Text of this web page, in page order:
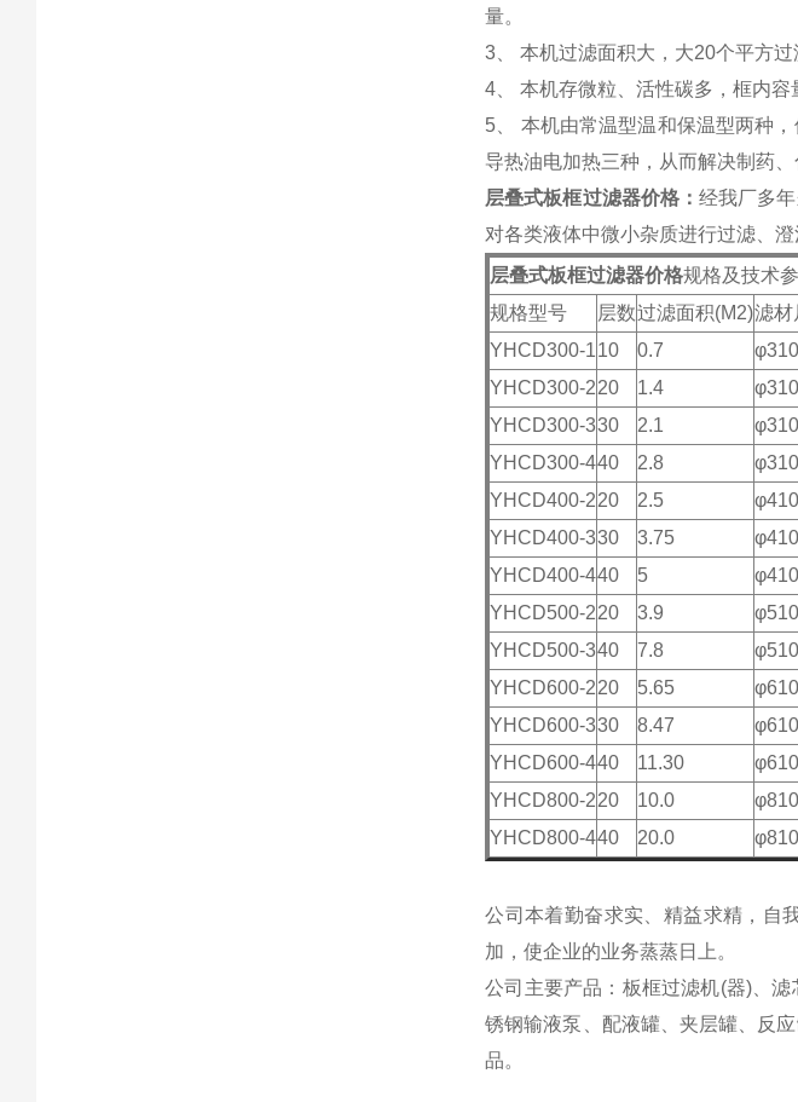
量。
3、 本机过滤面积大，大20个平方
4、 本机存微粒、活性碳多，框内容
5、 本机由常温型温和保温型两种
导热油电加热三种，从而解决制药
层叠式板框过滤器价格：经我厂多
对各类液体中微小杂质进行过滤、
层叠式板框过滤器价格规格及技术
规格型号
层数过滤面积(M2)滤材
YHCD300-110 0.7 φ310
YHCD300-220 1.4 φ310
YHCD300-330 2.1 φ310
YHCD300-440 2.8 φ310
YHCD400-220 2.5 φ410
YHCD400-330 3.75 φ410
YHCD400-440 5 φ410
YHCD500-220 3.9 φ510
YHCD500-340 7.8 φ510
YHCD600-220 5.65 φ610
YHCD600-330 8.47 φ610
YHCD600-440 11.30 φ610
YHCD800-220 10.0 φ810
YHCD800-440 20.0 φ810
公司本着勤奋求实、精益求精，自
加，使企业的业务蒸蒸日上。
公司主要产品：板框过滤机(器)、
锈钢输液泵、配液罐、夹层罐、反
品。